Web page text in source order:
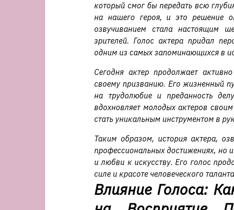
который смог бы передать всю
на нашего героя, и это решение
озвучиванием стала настоящим
зрителей. Голос актера придал
одним из самых запоминающихся в
Сегодня актер продолжает
своему призванию. Его жизненный
на трудолюбие и преданность
вдохновляет молодых актеров
стать уникальным инструментом в
Таким образом, история актера,
профессиональных достижениях, но
и любви к искусству. Его голос
силе и красоте человеческого
Влияние Голоса: